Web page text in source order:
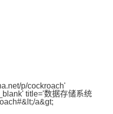
p/cockroach'
title='数据存储系统
a&gt;